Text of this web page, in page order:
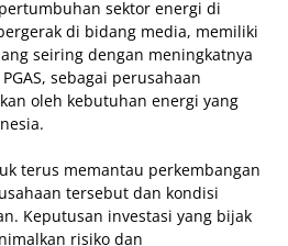
sektor energi di
di bidang media, memiliki
seiring dengan meningkatnya
sebagai perusahaan
oleh kebutuhan energi yang
terus memantau perkembangan
tersebut dan kondisi
Keputusan investasi yang bijak
risiko dan